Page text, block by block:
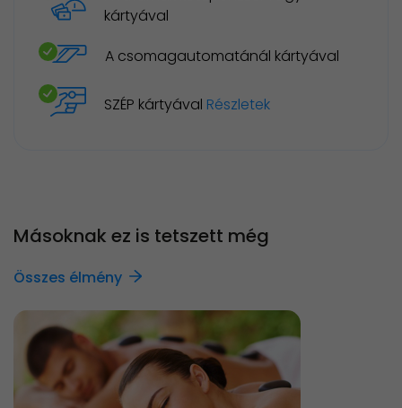
kártyával
A csomagautomatánál kártyával
SZÉP kártyával Részletek
Másoknak ez is tetszett még
Összes élmény